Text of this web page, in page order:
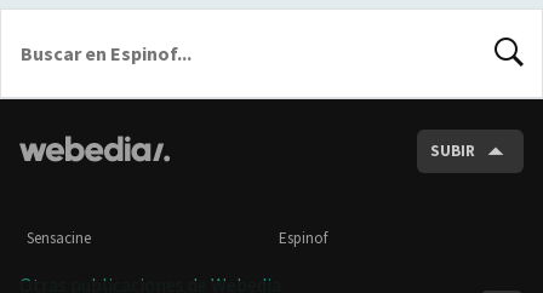
SUBIR
Sensacine Espinof
Otras publicaciones de Webedia